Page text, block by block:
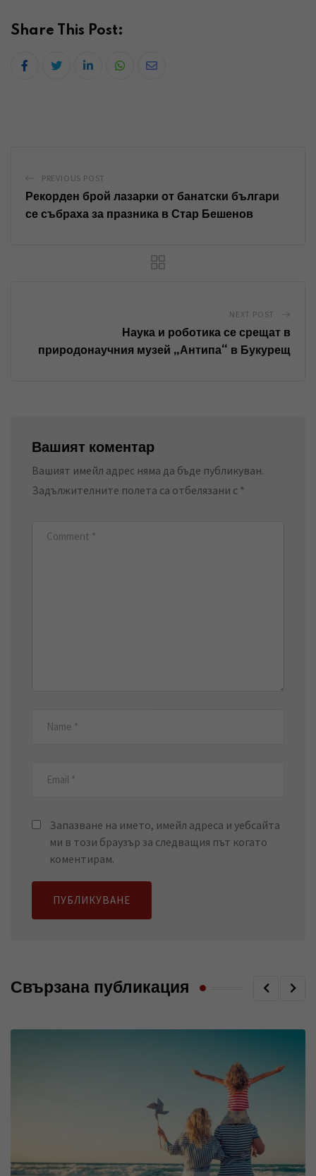
Share This Post:
d
I
n
W
p
p
i
a
m
a
PREVIOUS POST
Рекорден брой лазарки от банатски българи
се събраха за празника в Стар Бешенов
NEXT POST
Наука и роботика се срещат в
природонаучния музей „Антипа“ в Букурещ
Вашият коментар
Вашият имейл адрес няма да бъде публикуван.
Задължителните полета са отбелязани с *
Запазване на името, имейл адреса и уебсайта
ми в този браузър за следващия път когато
коментирам.
Свързана публикация